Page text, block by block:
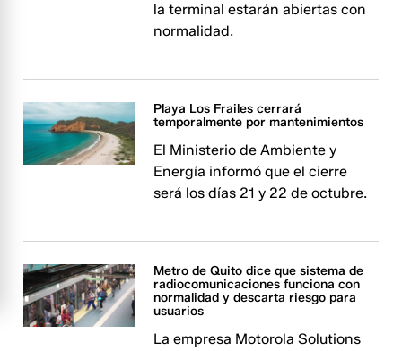
la terminal estarán abiertas con
normalidad.
Playa Los Frailes cerrará
temporalmente por mantenimientos
El Ministerio de Ambiente y
Energía informó que el cierre
será los días 21 y 22 de octubre.
Metro de Quito dice que sistema de
radiocomunicaciones funciona con
normalidad y descarta riesgo para
usuarios
La empresa Motorola Solutions